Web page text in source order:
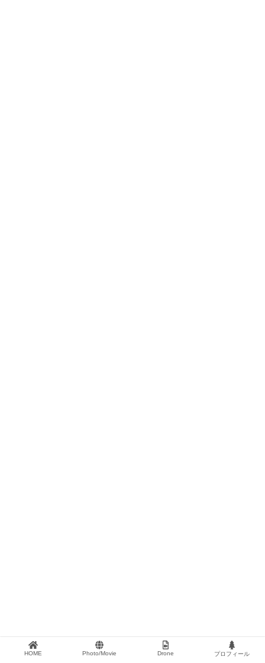
HOME Photo/Movie Drone プロフィール